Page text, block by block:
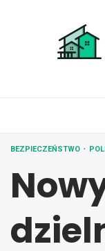
BEZPIECZEŃSTWO